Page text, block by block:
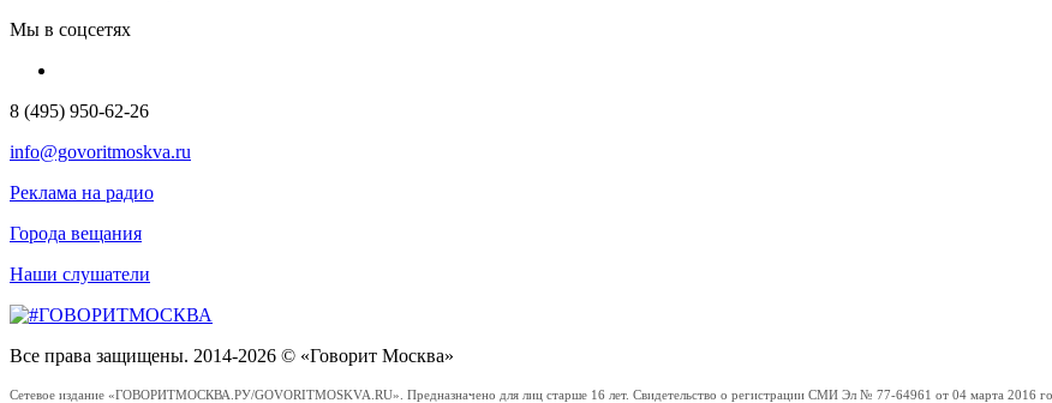
Мы в соцсетях
8 (495) 950-62-26
info@govoritmoskva.ru
Реклама на радио
Города вещания
Наши слушатели
Все права защищены. 2014-2026 © «Говорит Москва»
Сетевое издание «ГОВОРИТМОСКВА.РУ/GOVORITMOSKVA.RU». Предназначено для лиц старше 16 лет. Свидетельство о регистрации СМИ Эл № 77-64961 от 04 марта 2016